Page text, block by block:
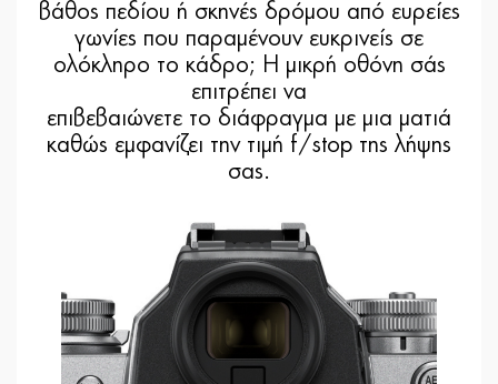
βάθος πεδίου ή σκηνές δρόμου από ευρείες
γωνίες που παραμένουν ευκρινείς σε
ολόκληρο το κάδρο; Η μικρή οθόνη σάς
επιτρέπει να
επιβεβαιώνετε το διάφραγμα με μια ματιά
καθώς εμφανίζει την τιμή f/stop της λήψης
σας.